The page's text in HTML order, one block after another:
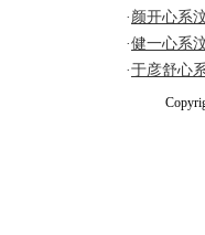
· 颜开心系
·健一心系
·于彦舒心